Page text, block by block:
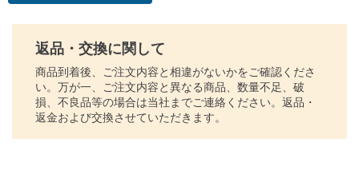
返品・交換に関して
商品到着後、ご注文内容と相違がないかをご確認くださ
い。万が一、ご注文内容と異なる商品、数量不足、破
損、不良品等の場合は当社までご連絡ください。返品・
返金および交換させていただきます。